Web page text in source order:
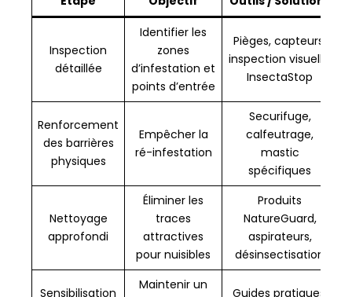
Inspection
détaillée
Identifier les
zones
d’infestation et
points d’entrée
Pièges, capteurs,
inspection visuelle,
InsectaStop
Renforcement
des barrières
physiques
Empêcher la
ré-infestation
Securifuge,
calfeutrage,
mastic
spécifiques
Nettoyage
approfondi
Éliminer les
traces
attractives
pour nuisibles
Produits
NatureGuard,
aspirateurs,
désinsectisation
Sensibilisation
Maintenir un
Guides pratiques,